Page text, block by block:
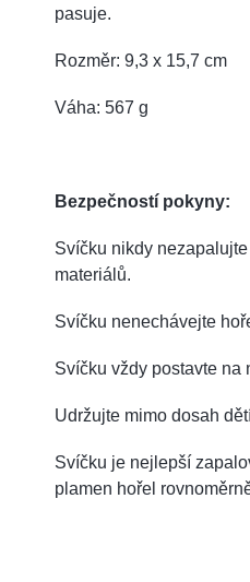
pasuje.
Rozměr: 9,3 x 15,7 cm
Váha: 567 g
Bezpečností pokyny:
Svíčku nikdy
materiálů.
Svíčku nenechávejte
Svíčku vždy postavte na
Udržujte mimo dosah
Svíčku je nejlepší
plamen hořel